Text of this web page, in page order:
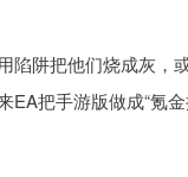
陷阱把他们烧成灰，
把手游版做成“氪